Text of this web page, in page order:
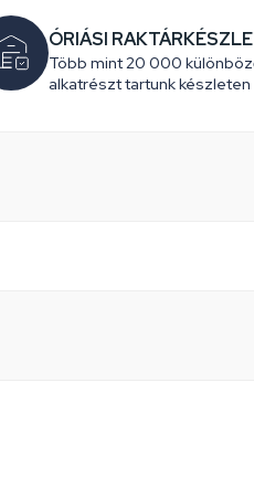
ÓRIÁSI
Több mint 20 000
alkatrészt tartunk készleten